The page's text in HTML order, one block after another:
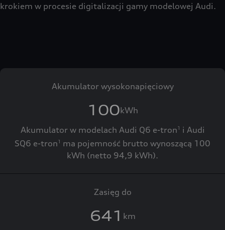
krokiem w procesie digitalizacji gamy modelowej Audi.
Akumulator wysokonapięciowy
100kWh
Akumulator w modelach Audi Q6 e-tron1
i Audi
SQ6 e-tron1
ma pojemność brutto wynoszącą 100
kWh (netto 94,9 kWh).
Zasięg do
641 km